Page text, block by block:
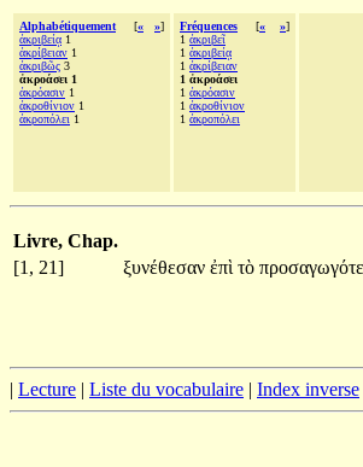
Alphabétiquement [« »]
ἀκριβείᾳ 1
ἀκρίβειαν 1
ἀκριβῶς 3
ἀκροάσει 1
ἀκρόασιν 1
ἀκροθίνιον 1
ἀκροπόλει 1
Fréquences [« »]
1 ἀκριβεῖ
1 ἀκριβείᾳ
1 ἀκρίβειαν
1 ἀκροάσει
1 ἀκρόασιν
1 ἀκροθίνιον
1 ἀκροπόλει
Livre, Chap.
[1, 21]
ξυνέθεσαν ἐπὶ τὸ
| Lecture | Liste du vocabulaire | Index inverse